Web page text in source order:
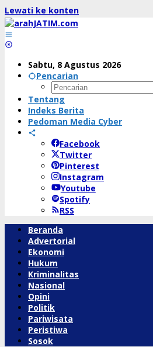
Lewati ke konten
Sabtu, 8 Agustus 2026
Pencarian
Tentang
Indeks Berita
Pedoman Media Cyber
Facebook
Twitter
Pinterest
Instagram
Youtube
Spotify
RSS
Beranda
Advertorial
Ekonomi
Hukum
Kriminalitas
Nasional
Opini
Politik
Pariwisata
Peristiwa
Sosok